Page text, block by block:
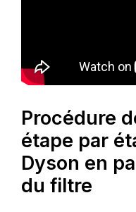
Procédure
étape par
Dyson en
du filtre